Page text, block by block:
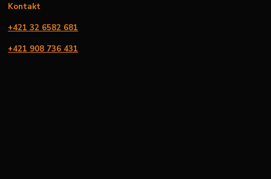
Kontakt
+421 32 6582 681
+421 908 736 431